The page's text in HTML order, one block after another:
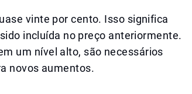
vinte por cento. Isso significa
incluída no preço anteriormente.
um nível alto, são necessários
novos aumentos.